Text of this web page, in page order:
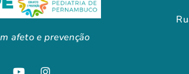
afeto e prevenção